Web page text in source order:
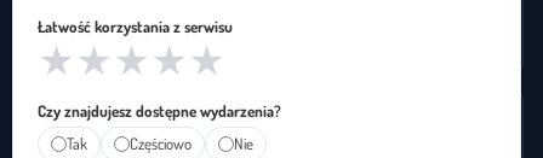
Zapętleni · zapetleni.pl
Tłumaczenie na polski język migowy
Janusz Migowego · januszmigowego.pl
Łatwość korzystania z serwisu
★
★
★
★
★
Czy znajdujesz dostępne wydarzenia?
Tak
Częściowo Nie